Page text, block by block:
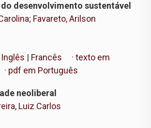
desenvolvimento sustentável
; Favareto, Arilson
Inglês | Francês · texto em
· pdf em Português
neoliberal
Luiz Carlos